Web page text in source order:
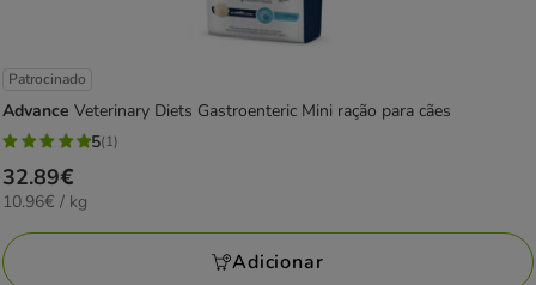
Patrocinado
Advance Veterinary Diets Gastroenteric Mini ração para cães
5
estrelas
com
1
avaliações
5(1)
Preço
32.89€
32.89€
10.96€
KG
10.96€ / kg
Adicionar